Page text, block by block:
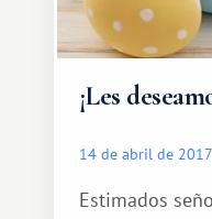
¡Les
14 de abril de 2017
Estimados